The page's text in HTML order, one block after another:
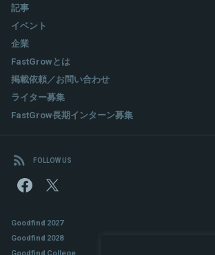
記事
イベント
企業
FastGrowとは
掲載依頼／お問い合わせ
ライター募集
FastGrow長期インターン募集
FOLLOW US
Goodfind 2027
Goodfind 2028